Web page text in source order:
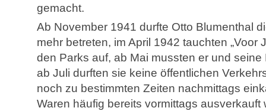
gemacht.
Ab November 1941 durfte Otto Blumenthal
mehr betreten, im April 1942 tauchten „Voor
den Parks auf, ab Mai mussten er und
ab Juli durften sie keine öffentlichen
noch zu bestimmten Zeiten nachmittags
Waren häufig bereits vormittags